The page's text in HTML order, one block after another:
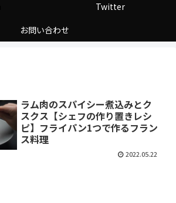
Twitter
お問い合わせ
ラム肉のスパイシー煮込みとク
スクス【シェフの作り置きレシ
ピ】フライパン1つで作るフラン
ス料理
2022.05.22